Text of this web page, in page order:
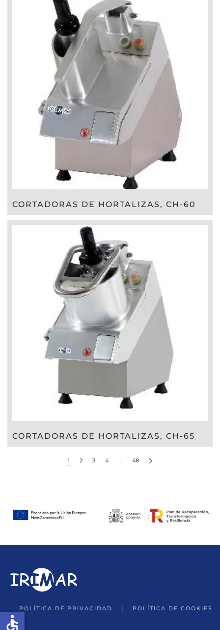
CORTADORAS DE HORTALIZAS, CH-60
CORTADORAS DE HORTALIZAS, CH-65
1 2 3 4 … 48
POLÍTICA DE PRIVACIDAD POLÍTICA DE COOKIES
accessible